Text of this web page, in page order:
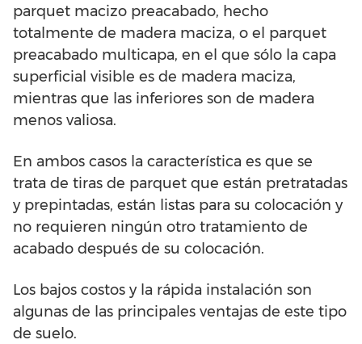
parquet macizo preacabado, hecho
totalmente de madera maciza, o el parquet
preacabado multicapa, en el que sólo la capa
superficial visible es de madera maciza,
mientras que las inferiores son de madera
menos valiosa.
En ambos casos la característica es que se
trata de tiras de parquet que están pretratadas
y prepintadas, están listas para su colocación y
no requieren ningún otro tratamiento de
acabado después de su colocación.
Los bajos costos y la rápida instalación son
algunas de las principales ventajas de este tipo
de suelo.